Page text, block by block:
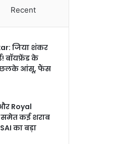
Recent
जिया शंकर
बॉयफ्रेंड के
छलके आंसू, फैंस
Royal
कई शराब
का बड़ा